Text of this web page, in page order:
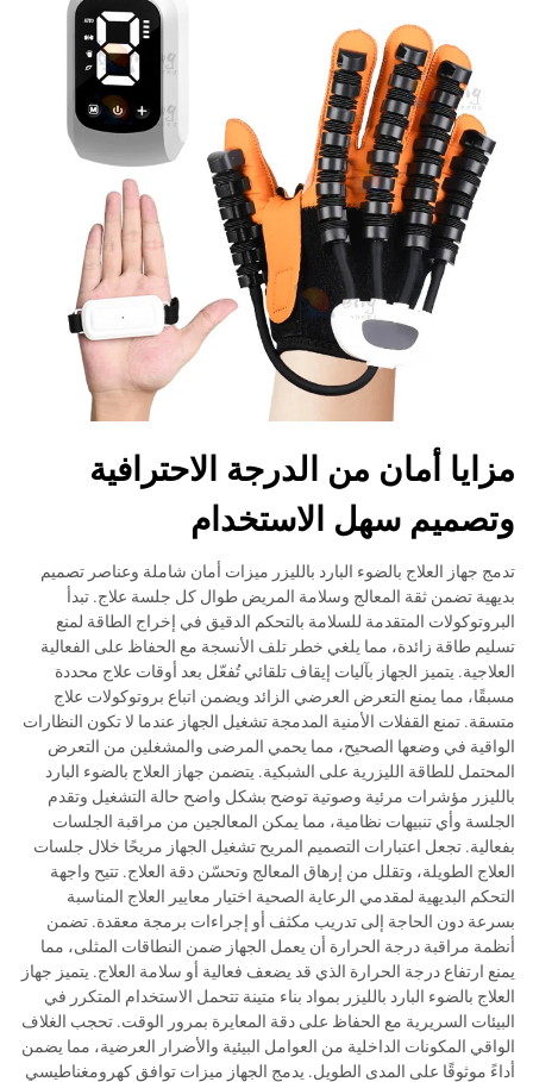
مزايا أمان من الدرجة الاحترافية
وتصميم سهل الاستخدام
تدمج جهاز العلاج بالضوء البارد بالليزر ميزات أمان شاملة وعناصر تصميم
بديهية تضمن ثقة المعالج وسلامة المريض طوال كل جلسة علاج. تبدأ
البروتوكولات المتقدمة للسلامة بالتحكم الدقيق في إخراج الطاقة لمنع
تسليم طاقة زائدة، مما يلغي خطر تلف الأنسجة مع الحفاظ على الفعالية
العلاجية. يتميز الجهاز بآليات إيقاف تلقائي تُفعّل بعد أوقات علاج محددة
مسبقًا، مما يمنع التعرض العرضي الزائد ويضمن اتباع بروتوكولات علاج
متسقة. تمنع القفلات الأمنية المدمجة تشغيل الجهاز عندما لا تكون النظارات
الواقية في وضعها الصحيح، مما يحمي المرضى والمشغلين من التعرض
المحتمل للطاقة الليزرية على الشبكية. يتضمن جهاز العلاج بالضوء البارد
بالليزر مؤشرات مرئية وصوتية توضح بشكل واضح حالة التشغيل وتقدم
الجلسة وأي تنبيهات نظامية، مما يمكن المعالجين من مراقبة الجلسات
بفعالية. تجعل اعتبارات التصميم المريح تشغيل الجهاز مريحًا خلال جلسات
العلاج الطويلة، وتقلل من إرهاق المعالج وتحسّن دقة العلاج. تتيح واجهة
التحكم البديهية لمقدمي الرعاية الصحية اختيار معايير العلاج المناسبة
بسرعة دون الحاجة إلى تدريب مكثف أو إجراءات برمجة معقدة. تضمن
أنظمة مراقبة درجة الحرارة أن يعمل الجهاز ضمن النطاقات المثلى، مما
يمنع ارتفاع درجة الحرارة الذي قد يضعف فعالية أو سلامة العلاج. يتميز جهاز
العلاج بالضوء البارد بالليزر بمواد بناء متينة تتحمل الاستخدام المتكرر في
البيئات السريرية مع الحفاظ على دقة المعايرة بمرور الوقت. تحجب الغلاف
الواقي المكونات الداخلية من العوامل البيئية والأضرار العرضية، مما يضمن
أداءً موثوقًا على المدى الطويل. يدمج الجهاز ميزات توافق كهرومغناطيسي